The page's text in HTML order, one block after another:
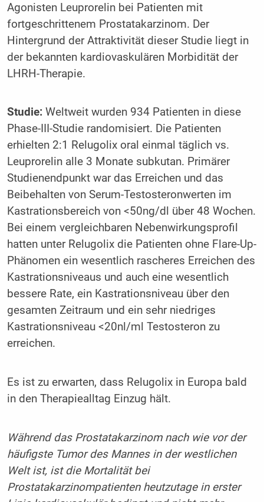
Agonisten Leuprorelin bei Patienten mit
fortgeschrittenem Prostatakarzinom. Der
Hintergrund der Attraktivität dieser Studie liegt in
der bekannten kardiovaskulären Morbidität der
LHRH-Therapie.
Studie:Weltweit wurden 934 Patienten in diese
Phase-III-Studie randomisiert. Die Patienten
erhielten 2:1 Relugolix oral einmal täglich vs.
Leuprorelin alle 3 Monate subkutan. Primärer
Studienendpunkt war das Erreichen und das
Beibehalten von Serum-Testosteronwerten im
Kastrationsbereich von <50ng/dl über 48 Wochen.
Bei einem vergleichbaren Nebenwirkungsprofil
hatten unter Relugolix die Patienten ohne Flare-Up-
Phänomen ein wesentlich rascheres Erreichen des
Kastrationsniveaus und auch eine wesentlich
bessere Rate, ein Kastrationsniveau über den
gesamten Zeitraum und ein sehr niedriges
Kastrationsniveau <20nl/ml Testosteron zu
erreichen.
Es ist zu erwarten, dass Relugolix in Europa bald
in den Therapiealltag Einzug hält.
Während das Prostatakarzinom nach wie vor der
häufigste Tumor des Mannes in der westlichen
Welt ist, ist die Mortalität bei
Prostatakarzinompatienten heutzutage in erster